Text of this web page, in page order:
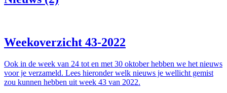
Weekoverzicht 43-2022
Ook in de week van 24 tot en met 30 oktober hebben we het nieuws
voor je verzameld. Lees hieronder welk nieuws je wellicht gemist
zou kunnen hebben uit week 43 van 2022.